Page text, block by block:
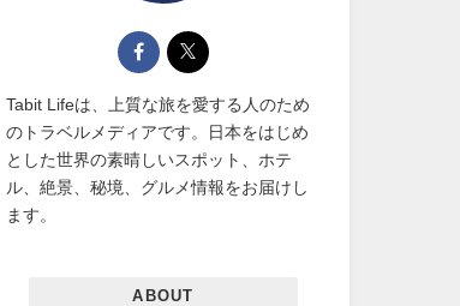
Tabit Lifeは、上質な旅を愛する人のため
のトラベルメディアです。日本をはじめ
とした世界の素晴しいスポット、ホテ
ル、絶景、秘境、グルメ情報をお届けし
ます。
ABOUT